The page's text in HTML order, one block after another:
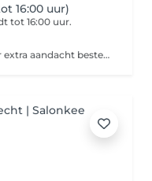
16:00 uur)
tot 16:00 uur.
Voor speciale gelegenheden wordt er extra aandacht besteed, aan details en afwerking. Behandelduur 1 uur.